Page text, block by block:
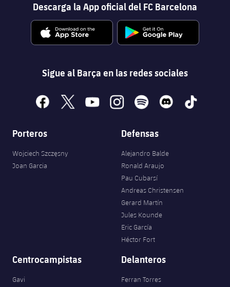
Descarga la App oficial del FC Barcelona
Sigue al Barça en las redes sociales
facebook
x youtubeinstagramspotify discord tiktok
Porteros
Wojciech Szczęsny
Joan Garcia
Defensas
Alejandro Balde
Ronald Araujo
Pau Cubarsí
Andreas Christensen
Gerard Martín
Jules Kounde
Eric García
Héctor Fort
Centrocampistas
Gavi
Delanteros
Ferran Torres